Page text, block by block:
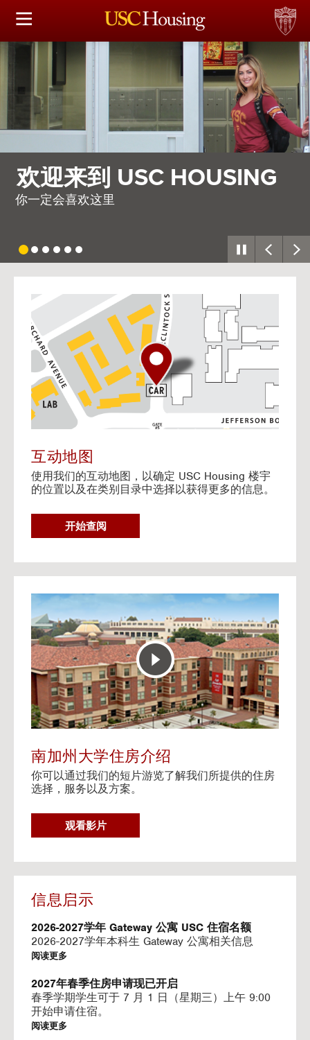
住房选择
财务实事资讯
会议资讯
常见问题解答
需要整个村庄
因此，我们建造了一座
USC
Housing
G
o
t
o
n
t
e
r
t
i
v
e
p
互动地图
使用我们的互动地图，以确定 USC Housing 楼宇
的位置以及在类别目录中选择以获得更多的信息。
G
O
N
E
R
A
C
T
I
V
E
A
P
开始查阅
G
o
t
o
H
o
u
i
n
V
i
d
e
南加州大学住房介绍
你可以通过我们的短片游览了解我们所提供的住房
选择，服务以及方案。
G
O
O
U
S
I
N
V
I
D
E
O
观看影片
信息启示
2026-2027学年 Gateway 公寓 USC 住宿名额
2026-2027学年本科生 Gateway 公寓相关信息
阅读更多
2027年春季住房申请现已开启
春季学期学生可于 7 月 1 日（星期三）上午 9:00
开始申请住宿。
阅读更多